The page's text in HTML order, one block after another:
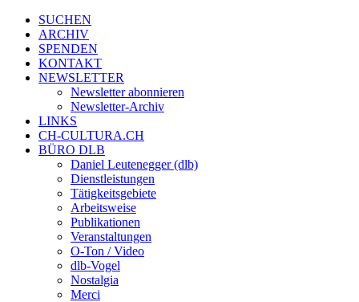
SUCHEN
ARCHIV
SPENDEN
KONTAKT
NEWSLETTER
Newsletter abonnieren
Newsletter-Archiv
LINKS
CH-CULTURA.CH
BÜRO DLB
Daniel Leutenegger (dlb)
Dienstleistungen
Tätigkeitsgebiete
Arbeitsweise
Publikationen
Veranstaltungen
O-Ton / Video
dlb-Vogel
Nostalgia
Merci